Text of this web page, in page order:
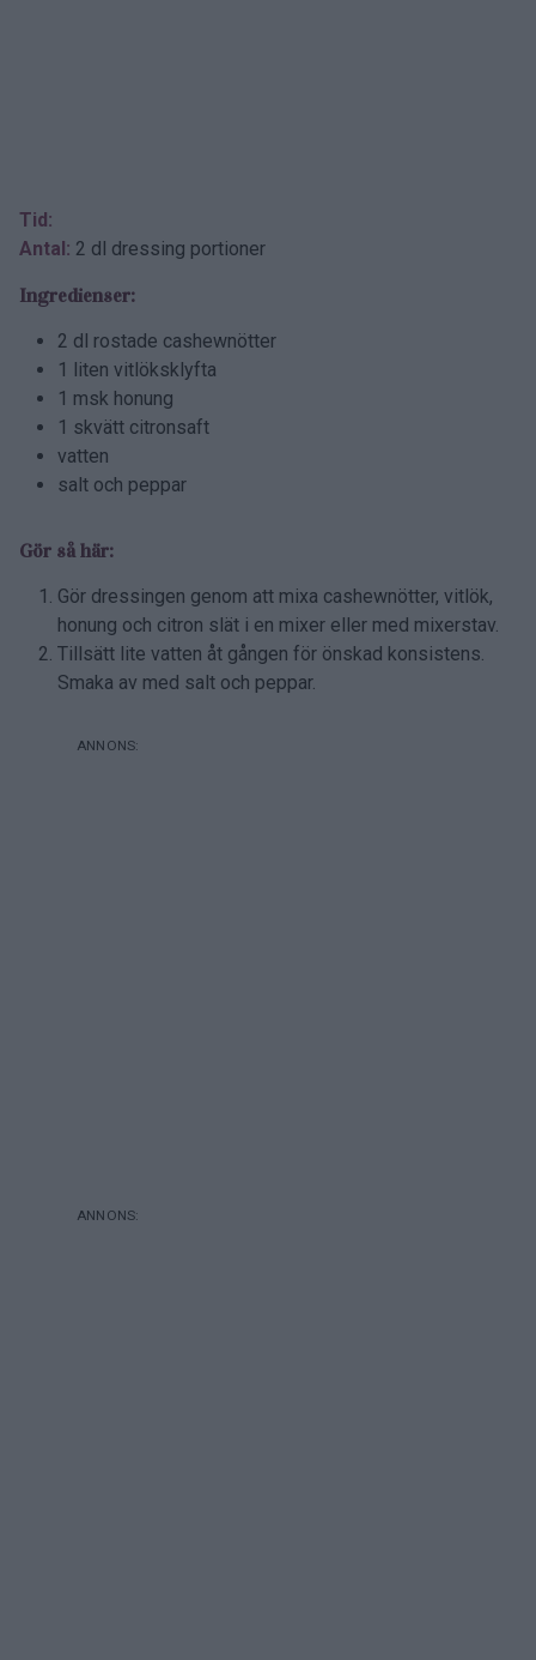
Tid:
Antal: 2 dl dressing portioner
Ingredienser:
2 dl rostade cashewnötter
1 liten vitlöksklyfta
1 msk honung
1 skvätt citronsaft
vatten
salt och peppar
Gör så här:
Gör dressingen genom att mixa cashewnötter, vitlök,
honung och citron slät i en mixer eller med mixerstav.
Tillsätt lite vatten åt gången för önskad konsistens.
Smaka av med salt och peppar.